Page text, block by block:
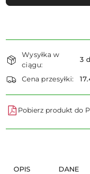
Dostępność
i
dostawa
Wysyłka w
ciągu:
3
Cena przesyłki:
Pobierz produkt do
OPIS
DANE